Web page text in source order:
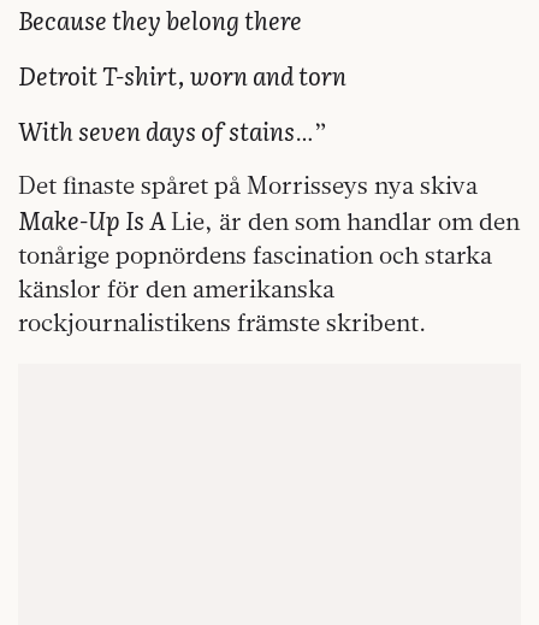
Because they belong there
Detroit T-shirt, worn and torn
With seven days of stains…”
Det finaste spåret på Morrisseys nya skiva
Make-Up Is ALie, är den som handlar om den
tonårige popnördens fascination och starka
känslor för den amerikanska
rockjournalistikens främste skribent.